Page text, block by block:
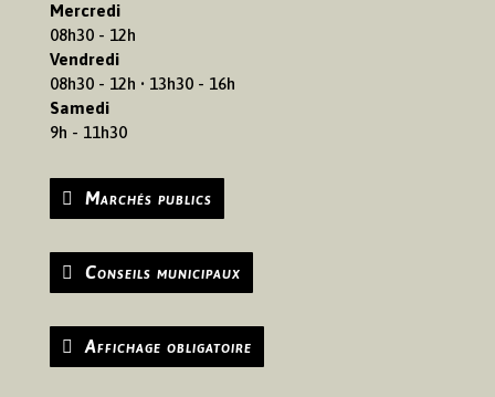
Mercredi
08h30 - 12h
Vendredi
08h30 - 12h • 13h30 - 16h
Samedi
9h - 11h30
Marchés publics
Conseils municipaux
Affichage obligatoire